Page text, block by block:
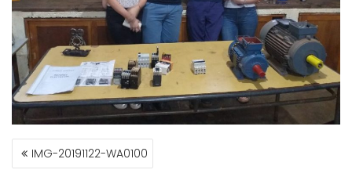
NAVEGACIÓN
DEIMG-20191122-WA0100